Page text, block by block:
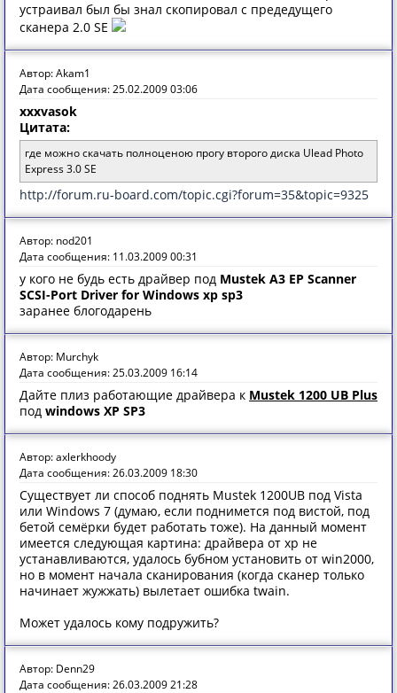
устраивал был бы знал скопировал с предедущего
сканера 2.0 SE
Автор: Akam1
Дата сообщения: 25.02.2009 03:06
xxxvasok
Цитата:
где можно скачать полноценою прогу второго диска Ulead Photo
Express 3.0 SE
http://forum.ru-board.com/topic.cgi?forum=35&topic=9325
Автор: nod201
Дата сообщения: 11.03.2009 00:31
у кого не будь есть драйвер под Mustek A3 EP Scanner
SCSI-Port Driver for Windows xp sp3
заранее блогодарень
Автор: Murchyk
Дата сообщения: 25.03.2009 16:14
Дайте плиз работающие драйвера к Mustek 1200 UB Plus
под windows XP SP3
Автор: axlerkhoody
Дата сообщения: 26.03.2009 18:30
Существует ли способ поднять Mustek 1200UB под Vista
или Windows 7 (думаю, если поднимется под вистой, под
бетой семёрки будет работать тоже). На данный момент
имеется следующая картина: драйвера от xp не
устанавливаются, удалось бубном установить от win2000,
но в момент начала сканирования (когда сканер только
начинает жужжать) вылетает ошибка twain.
Может удалось кому подружить?
Автор: Denn29
Дата сообщения: 26.03.2009 21:28